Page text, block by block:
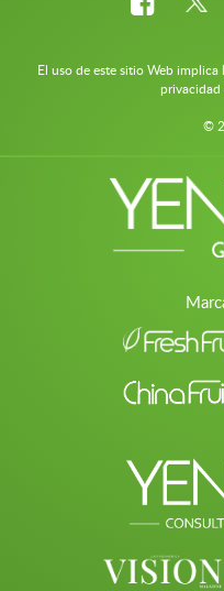
El uso de este sitio Web
privacidad
©